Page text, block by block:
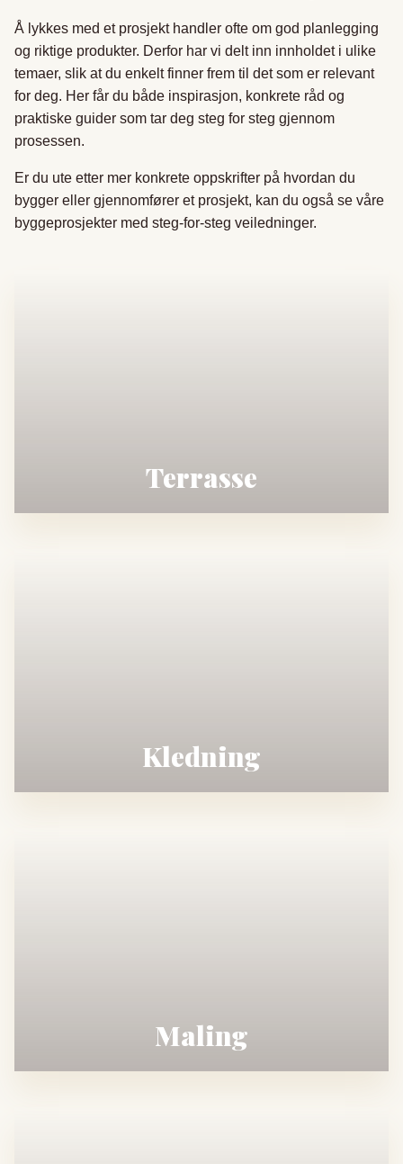
Å lykkes med et prosjekt handler ofte om god planlegging
og riktige produkter. Derfor har vi delt inn innholdet i ulike
temaer, slik at du enkelt finner frem til det som er relevant
for deg. Her får du både inspirasjon, konkrete råd og
praktiske guider som tar deg steg for steg gjennom
prosessen.
Er du ute etter mer konkrete oppskrifter på hvordan du
bygger eller gjennomfører et prosjekt, kan du også se våre
byggeprosjekter med steg-for-steg veiledninger.
Terrasse
Kledning
Maling